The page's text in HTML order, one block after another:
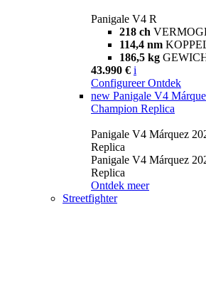
Panigale V4 R
218 ch
114,4 nm
186,5 kg
43.990 € i
Configureer Ontdek
new Panigale V4
Champion Replica
Panigale V4 Márquez
Replica
Panigale V4 Márquez
Replica
Ontdek meer
Streetfighter